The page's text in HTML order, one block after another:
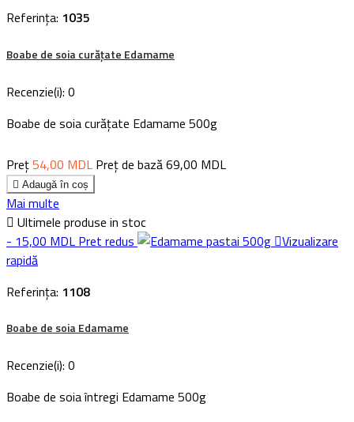
Referința: 1035
Boabe de soia curățate Edamame
Recenzie(i): 0
Boabe de soia curățate Edamame 500g
Preț54,00 MDL Preț de bază69,00 MDL
 Adaugă în coș
Mai multe
 Ultimele produse in stoc
- 15,00 MDL Pret redus Vizualizare
rapidă
Referința: 1108
Boabe de soia Edamame
Recenzie(i): 0
Boabe de soia întregi Edamame 500g